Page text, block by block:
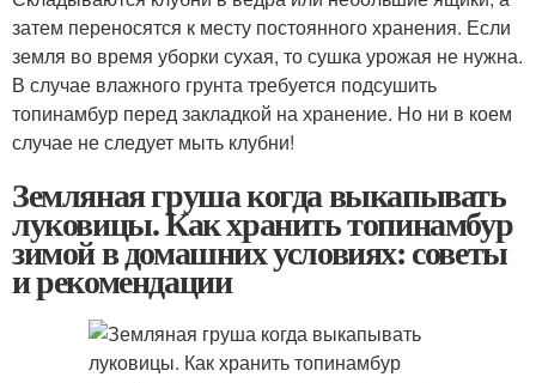
затем переносятся к месту постоянного хранения. Если
земля во время уборки сухая, то сушка урожая не нужна.
В случае влажного грунта требуется подсушить
топинамбур перед закладкой на хранение. Но ни в коем
случае не следует мыть клубни!
Земляная груша когда выкапывать
луковицы. Как хранить топинамбур
зимой в домашних условиях: советы
и рекомендации